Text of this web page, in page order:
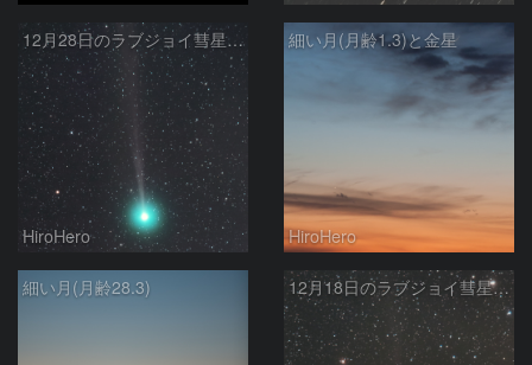
12月28日のラブジョイ彗星(C/2014 Q2)
HiroHero
細い月(月齢1.3)と金星
HiroHero
細い月(月齢28.3) 12月18日のラブジョイ彗星(C/2014 Q2)